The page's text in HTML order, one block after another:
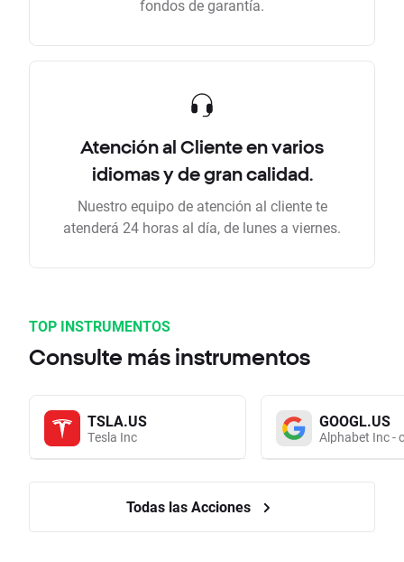
fondos de garantía.
Atención al Cliente en varios
idiomas y de gran calidad.
Nuestro equipo de atención al cliente te
atenderá 24 horas al día, de lunes a viernes.
TOP INSTRUMENTOS
Consulte más instrumentos
TSLA.US
Tesla Inc
GOOGL.US
Alphabet Inc -
Todas las Acciones